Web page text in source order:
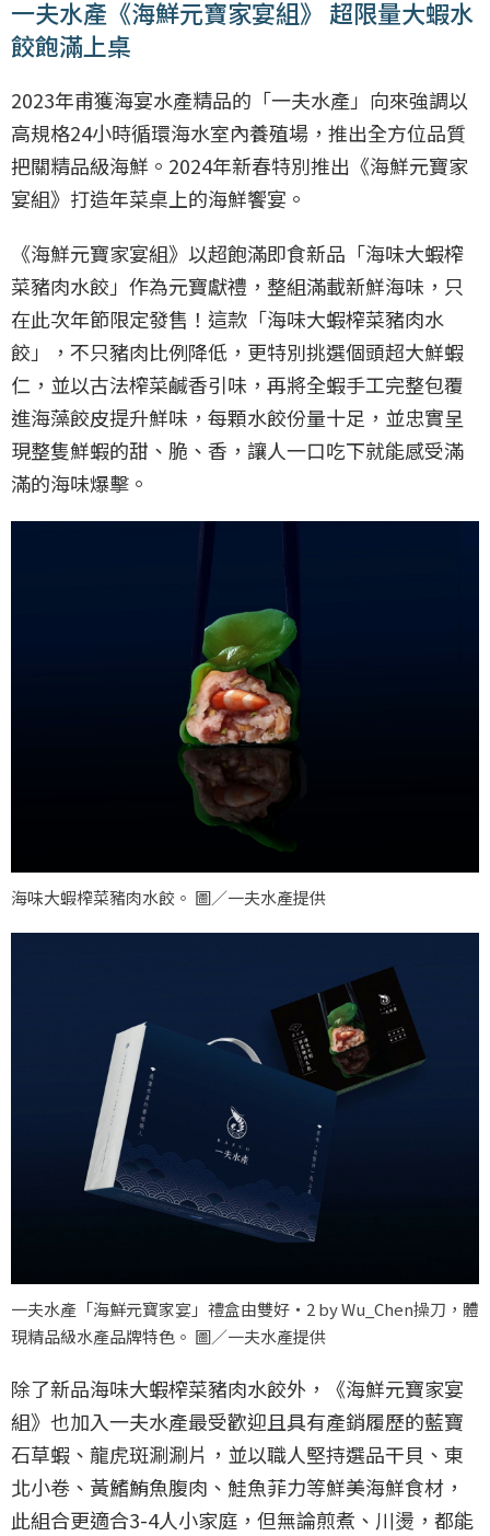
一夫水產《海鮮元寶家宴組》 超限量大蝦水
餃飽滿上桌
2023年甫獲海宴水產精品的「一夫水產」向來強調以
高規格24小時循環海水室內養殖場，推出全方位品質
把關精品級海鮮。2024年新春特別推出《海鮮元寶家
宴組》打造年菜桌上的海鮮饗宴。
《海鮮元寶家宴組》以超飽滿即食新品「海味大蝦榨
菜豬肉水餃」作為元寶獻禮，整組滿載新鮮海味，只
在此次年節限定發售！這款「海味大蝦榨菜豬肉水
餃」，不只豬肉比例降低，更特別挑選個頭超大鮮蝦
仁，並以古法榨菜鹹香引味，再將全蝦手工完整包覆
進海藻餃皮提升鮮味，每顆水餃份量十足，並忠實呈
現整隻鮮蝦的甜、脆、香，讓人一口吃下就能感受滿
滿的海味爆擊。
海味大蝦榨菜豬肉水餃。 圖／一夫水產提供
一夫水產「海鮮元寶家宴」禮盒由雙好・2 by Wu_Chen操刀，體
現精品級水產品牌特色。 圖／一夫水產提供
除了新品海味大蝦榨菜豬肉水餃外，《海鮮元寶家宴
組》也加入一夫水產最受歡迎且具有產銷履歷的藍寶
石草蝦、龍虎斑涮涮片，並以職人堅持選品干貝、東
北小卷、黃鰭鮪魚腹肉、鮭魚菲力等鮮美海鮮食材，
此組合更適合3-4人小家庭，但無論煎煮、川燙，都能